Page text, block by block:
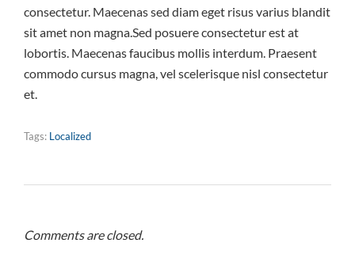
consectetur. Maecenas sed diam eget risus varius blandit
sit amet non magna.Sed posuere consectetur est at
lobortis. Maecenas faucibus mollis interdum. Praesent
commodo cursus magna, vel scelerisque nisl consectetur
et.
Tags: Localized
Comments are closed.